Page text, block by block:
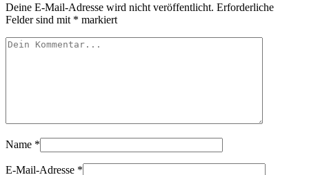
Deine E-Mail-Adresse wird nicht veröffentlicht. Erforderliche
Felder sind mit * markiert
Name *
E-Mail-Adresse *